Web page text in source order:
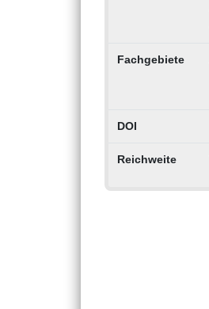
Fachgebiete
DOI
Reichweite